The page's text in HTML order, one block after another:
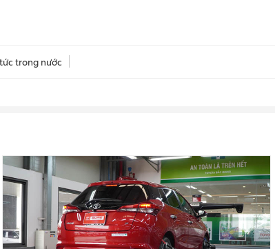
trong nước